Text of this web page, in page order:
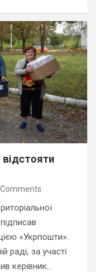
Comments
«Укрпошти».
раді, за участі
керівник…